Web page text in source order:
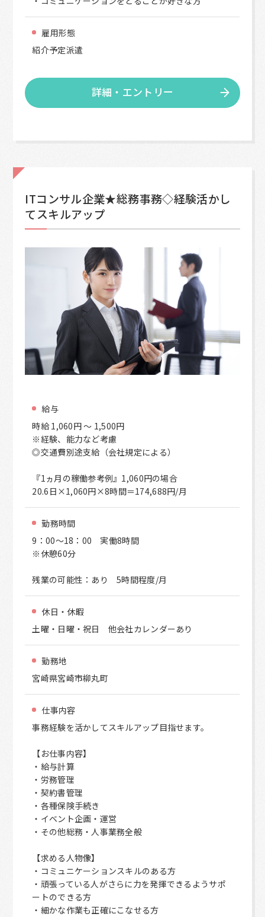
雇用形態
紹介予定派遣
詳細・エントリー
ITコンサル企業★総務事務◇経験活かし
てスキルアップ
給与
時給 1,060円 ～ 1,500円
※経験、能力など考慮
◎交通費別途支給（会社規定による）
『1ヵ月の稼働参考例』1,060円の場合
20.6日×1,060円×8時間＝174,688円/月
勤務時間
9：00～18：00 実働8時間
※休憩60分
残業の可能性：あり 5時間程度/月
休日・休暇
土曜・日曜・祝日 他会社カレンダーあり
勤務地
宮崎県宮崎市柳丸町
仕事内容
事務経験を活かしてスキルアップ目指せます。
【お仕事内容】
・給与計算
・労務管理
・契約書管理
・各種保険手続き
・イベント企画・運営
・その他総務・人事業務全般
【求める人物像】
・コミュニケーションスキルのある方
・頑張っている人がさらに力を発揮できるようサポ
ートのできる方
・細かな作業も正確にこなせる方